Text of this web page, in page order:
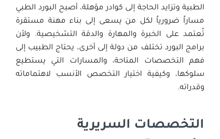
الطبية وتزايد الحاجة إلى كوادر مؤهلة، أصبح البورد الطبي
مساراً ضرورياً لكل من يسعى إلى بناء مهنة مستقرة
تُعتمد على الخبرة والمهارة والدقة التشخيصية. ولأن
برامج البورد تختلف من دولة إلى أخرى، يحتاج الطبيب إلى
فهم التخصصات المتاحة، والمسارات التي يستطيع
سلوكها، وكيفية اختيار التخصص الأنسب لاهتماماته
وقدراته.
التخصصات السريرية